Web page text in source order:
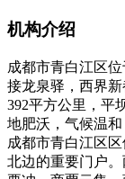
机构介绍
成都市青白江区
接龙泉驿，西界
392平方公里，平
地肥沃，气候温和
成都市青白江区
北边的重要门户